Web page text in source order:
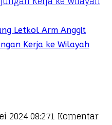
Letkol Arm Anggit
Kerja ke Wilayah
2024 08:271 Komentar